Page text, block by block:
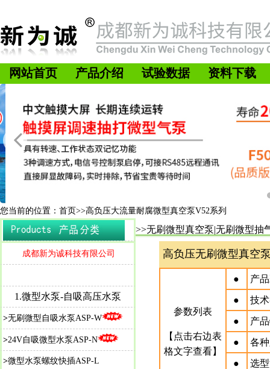
网站首页 产品介绍 试验数据 资料下载
您当前的位置：首页>>高负压大流量耐腐微型真空泵V52系列
>>无刷微型真空泵|无刷微型抽
成都新为诚科技有限公司 高负压无刷微型真空
参数列表
【点击右边表
格文字查看】
● 产
● 技
● 产
● 各
● 选
1.微型水泵-自吸高压水泵
>无刷微型自吸水泵ASP-W
>24V自吸微型水泵ASP-N
>微型水泵螺纹快插ASP-L